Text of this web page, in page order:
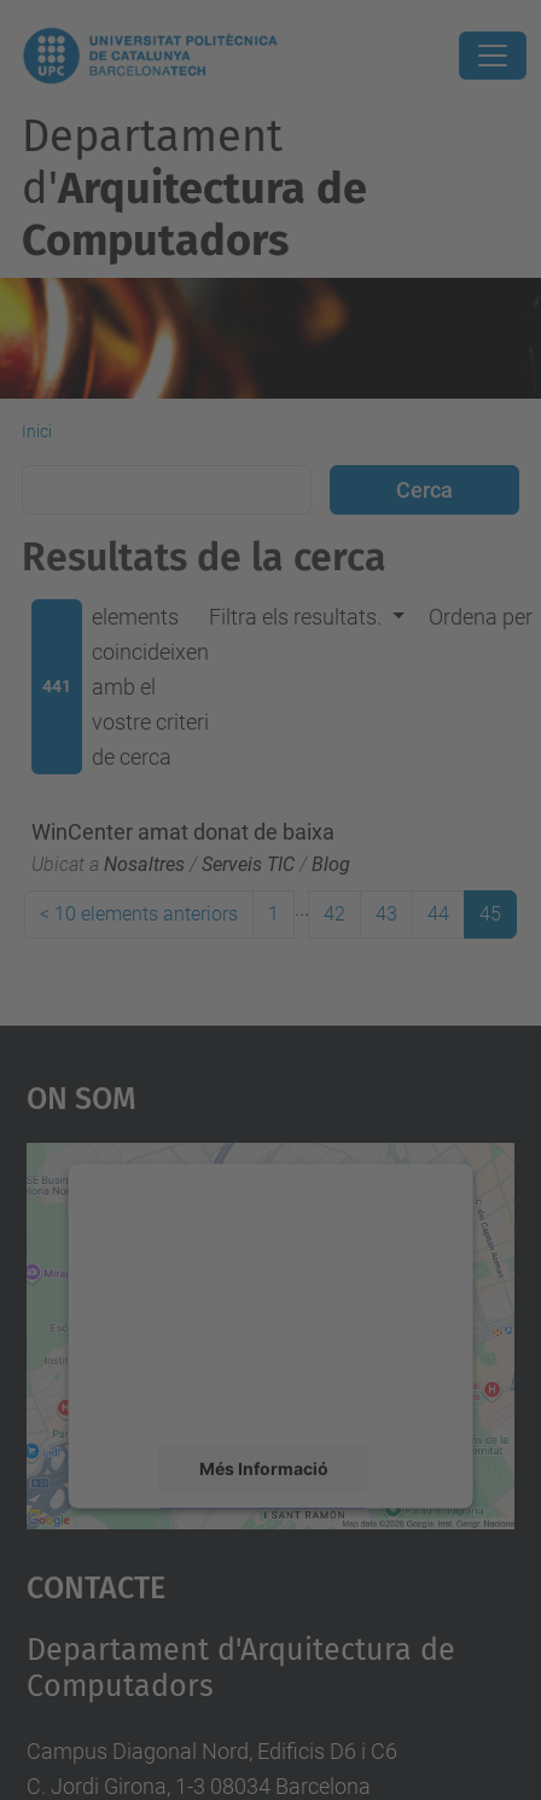
Departament
d'Arquitectura de
Computadors
Inici
Resultats de la cerca
441
elements
coincideixen
amb el
vostre criteri
de cerca
Filtra els resultats. Ordena per
WinCenter amat donat de baixa
Ubicat a Nosaltres /Serveis TIC / Blog
< 10 elements anteriors 1 42 43 44 45
On Som
Més Informació
Accepta
powered by
Contacte
Departament d'Arquitectura de
Computadors
Campus Diagonal Nord, Edificis D6 i C6
C. Jordi Girona, 1-3 08034 Barcelona